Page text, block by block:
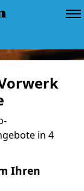
in 4
Ihren